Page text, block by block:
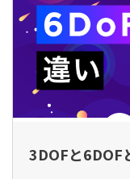
3DOFと6DOF